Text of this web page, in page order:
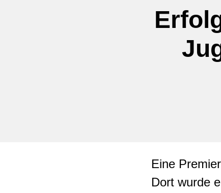
Eine
Dort wurde